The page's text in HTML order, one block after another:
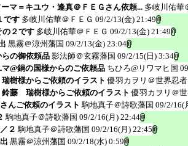
マ＝キユウ・逢真＠ＦＥＧさん依頼... 多岐川佑華
です 多岐川佑華＠ＦＥＧ 09/2/13(金) 21:49
の２です 多岐川佑華＠ＦＥＧ 09/2/13(金) 21:49
黒霧＠涼州藩国 09/2/13(金) 23:04
らの御依頼品 影法師＠玄霧藩国 09/2/15(日) 3:34
@鍋の国様からのご依頼品 ちひろ@リワマヒ国
樹様からご依頼のイラスト 優羽カヲリ＠世界忍
藤 瑞樹様からご依頼のイラスト 優羽カヲリ＠
んご依頼のイラスト 駒地真子＠詩歌藩国 09/2/16(
駒地真子＠詩歌藩国 09/2/16(月) 22:44
２ 駒地真子＠詩歌藩国 09/2/16(月) 22:45
黒霧＠涼州藩国 09/2/18(水) 0:59